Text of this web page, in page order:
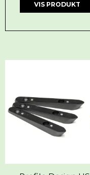
VIS PRODUKT